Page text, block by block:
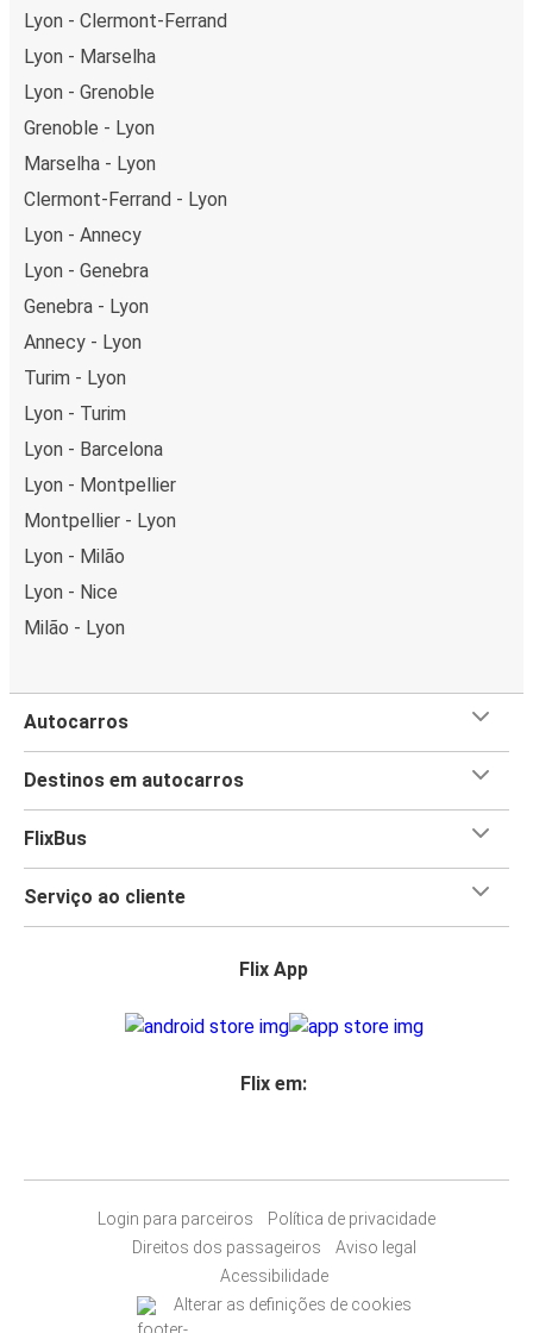
Lyon - Clermont-Ferrand
Lyon - Marselha
Lyon - Grenoble
Grenoble - Lyon
Marselha - Lyon
Clermont-Ferrand - Lyon
Lyon - Annecy
Lyon - Genebra
Genebra - Lyon
Annecy - Lyon
Turim - Lyon
Lyon - Turim
Lyon - Barcelona
Lyon - Montpellier
Montpellier - Lyon
Lyon - Milão
Lyon - Nice
Milão - Lyon
Autocarros
Destinos em autocarros
FlixBus
Serviço ao cliente
Flix App
Flix em:
Login para parceiros
Política de privacidade
Direitos dos passageiros
Aviso legal
Acessibilidade
Alterar as definições de cookies